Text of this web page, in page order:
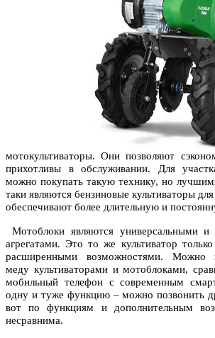
мотокультиваторы. Они позволяют
прихотливы в обслуживании. Для
можно покупать такую технику, но
таки являются бензиновые культиваторы
обеспечивают более длительную и
Мотоблоки являются универсальными
агрегатами. Это то же культиватор
расширенными возможностями. Можно
меду культиваторами и мотоблоками,
мобильный телефон с современным
одну и туже функцию – можно позвонить
вот по функциям и дополнительным
несравнима.